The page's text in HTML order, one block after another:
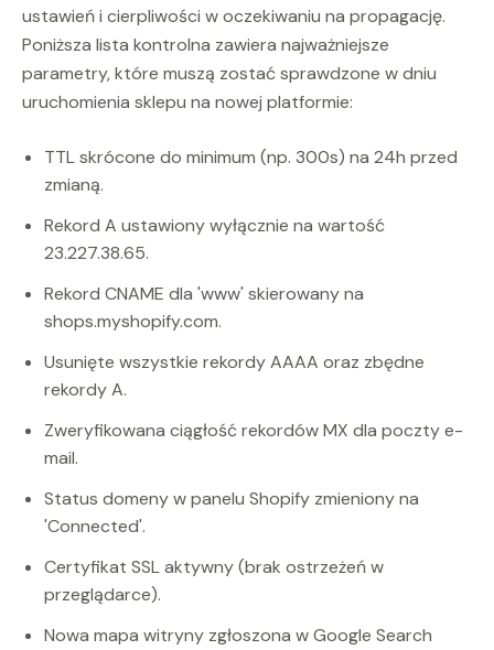
ustawień i cierpliwości w oczekiwaniu na propagację.
Poniższa lista kontrolna zawiera najważniejsze
parametry, które muszą zostać sprawdzone w dniu
uruchomienia sklepu na nowej platformie:
TTL skrócone do minimum (np. 300s) na 24h przed
zmianą.
Rekord A ustawiony wyłącznie na wartość
23.227.38.65.
Rekord CNAME dla 'www' skierowany na
shops.myshopify.com.
Usunięte wszystkie rekordy AAAA oraz zbędne
rekordy A.
Zweryfikowana ciągłość rekordów MX dla poczty e-
mail.
Status domeny w panelu Shopify zmieniony na
'Connected'.
Certyfikat SSL aktywny (brak ostrzeżeń w
przeglądarce).
Nowa mapa witryny zgłoszona w Google Search